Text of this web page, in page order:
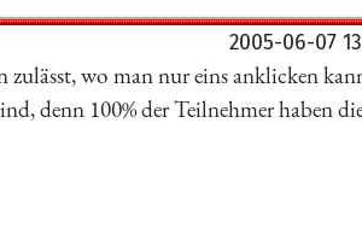
2005-06-07
zulässt, wo man nur eins anklicken
denn 100% der Teilnehmer haben